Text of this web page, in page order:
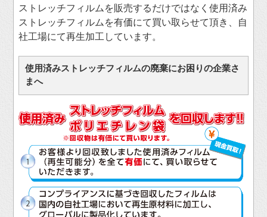
ストレッチフィルムを販売するだけではなく使用済み
ストレッチフィルムを有価にて買い取らせて頂き、自
社工場にて再生加工しています。
使用済みストレッチフィルムの廃棄にお困りの企業さ
まへ